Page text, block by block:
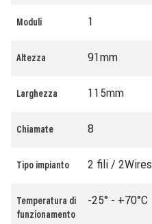
Moduli 1
Altezza 91mm
Larghezza 115mm
Chiamate 8
Tipo impianto 2 fili / 2Wires
Temperatura di
funzionamento
-25° - +70°C